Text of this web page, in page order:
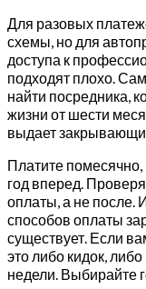
Для разовых
схемы, но для
доступа к
подходят плохо.
найти посредника,
жизни от шести
выдает
Платите помесячно,
год вперед.
оплаты, а не после.
способов оплаты
существует. Если
это либо кидок,
недели. Выбирайте